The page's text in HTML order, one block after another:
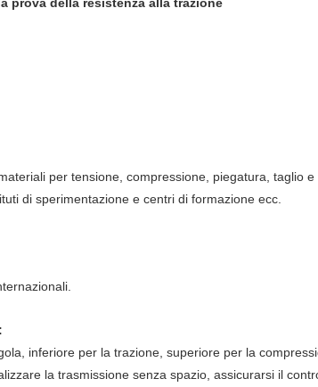
per tensione, compressione, piegatura, taglio
di sperimentazione e centri di formazione ecc.
inferiore per la trazione, superiore per la
la trasmissione senza spazio, assicurarsi il